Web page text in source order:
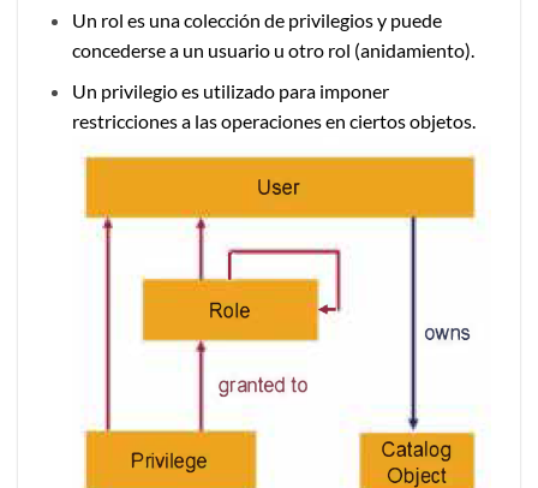
Un rol es una colección de privilegios y puede
concederse a un usuario u otro rol (anidamiento).
Un privilegio es utilizado para imponer
restricciones a las operaciones en ciertos objetos.